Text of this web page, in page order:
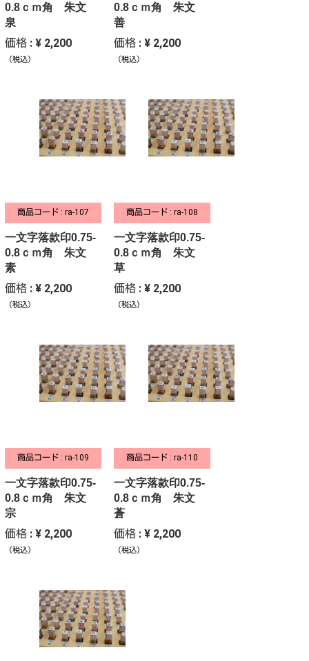
0.8ｃｍ角 朱文
泉
価格 : ¥ 2,200
（税込）
0.8ｃｍ角 朱文
善
価格 : ¥ 2,200
（税込）
商品コード : ra-107
一文字落款印0.75-
0.8ｃｍ角 朱文
素
価格 : ¥ 2,200
（税込）
商品コード : ra-108
一文字落款印0.75-
0.8ｃｍ角 朱文
草
価格 : ¥ 2,200
（税込）
商品コード : ra-109
一文字落款印0.75-
0.8ｃｍ角 朱文
宗
価格 : ¥ 2,200
（税込）
商品コード : ra-110
一文字落款印0.75-
0.8ｃｍ角 朱文
蒼
価格 : ¥ 2,200
（税込）